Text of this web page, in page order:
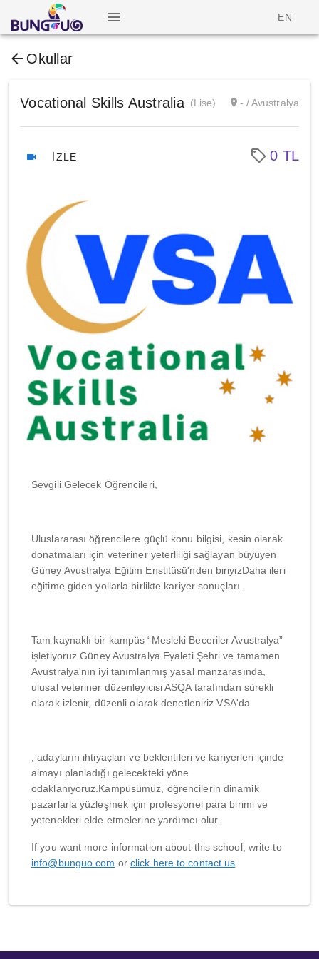
EN
Okullar
Vocational Skills Australia (Lise) - / Avustralya
İZLE 0 TL
Sevgili Gelecek Öğrencileri,
Uluslararası öğrencilere güçlü konu bilgisi, kesin olarak
donatmaları için veteriner yeterliliği sağlayan büyüyen
Güney Avustralya Eğitim Enstitüsü'nden biriyizDaha ileri
eğitime giden yollarla birlikte kariyer sonuçları.
Tam kaynaklı bir kampüs “Mesleki Beceriler Avustralya”
işletiyoruz.Güney Avustralya Eyaleti Şehri ve tamamen
Avustralya'nın iyi tanımlanmış yasal manzarasında,
ulusal veteriner düzenleyicisi ASQA tarafından sürekli
olarak izlenir, düzenli olarak denetleniriz.VSA'da
, adayların ihtiyaçları ve beklentileri ve kariyerleri içinde
almayı planladığı gelecekteki yöne
odaklanıyoruz.Kampüsümüz, öğrencilerin dinamik
pazarlarla yüzleşmek için profesyonel para birimi ve
yetenekleri elde etmelerine yardımcı olur.
If you want more information about this school, write to
info@bunguo.com or click here to contact us.